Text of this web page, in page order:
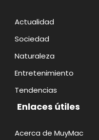
Actualidad
Sociedad
Naturaleza
Entretenimiento
Tendencias
Enlaces útiles
Acerca de MuyMac